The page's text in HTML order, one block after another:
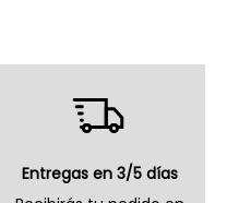
Entregas en 3/5 días